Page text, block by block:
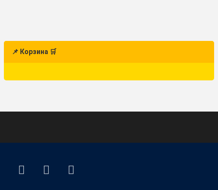
📌 Корзина 🛒
ВКонтакте
YouTube
E-mail